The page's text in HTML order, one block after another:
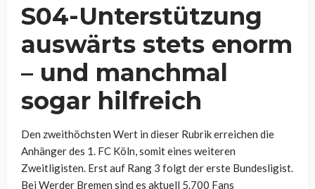
S04-Unterstützung
auswärts stets enorm
– und manchmal
sogar hilfreich
Den zweithöchsten Wert in dieser Rubrik erreichen die
Anhänger des 1. FC Köln, somit eines weiteren
Zweitligisten. Erst auf Rang 3 folgt der erste Bundesligist.
Bei Werder Bremen sind es aktuell 5.700 Fans